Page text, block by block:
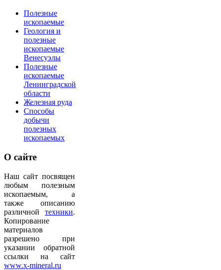
Полезные
ископаемые
Геология и
полезные
ископаемые
Венесуэлы
Полезные
ископаемые
Ленинградской
области
Железная руда
Способы
добычи
полезных
ископаемых
О сайте
Наш сайт посвящен
любым полезным
ископаемым, а
также описанию
различной техники.
Копирование
материалов
разрешено при
указании обратной
ссылки на сайт
www.x-mineral.ru